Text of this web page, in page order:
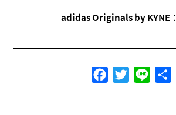
adidas Originals by KYNE：
FacebookTwitterLine